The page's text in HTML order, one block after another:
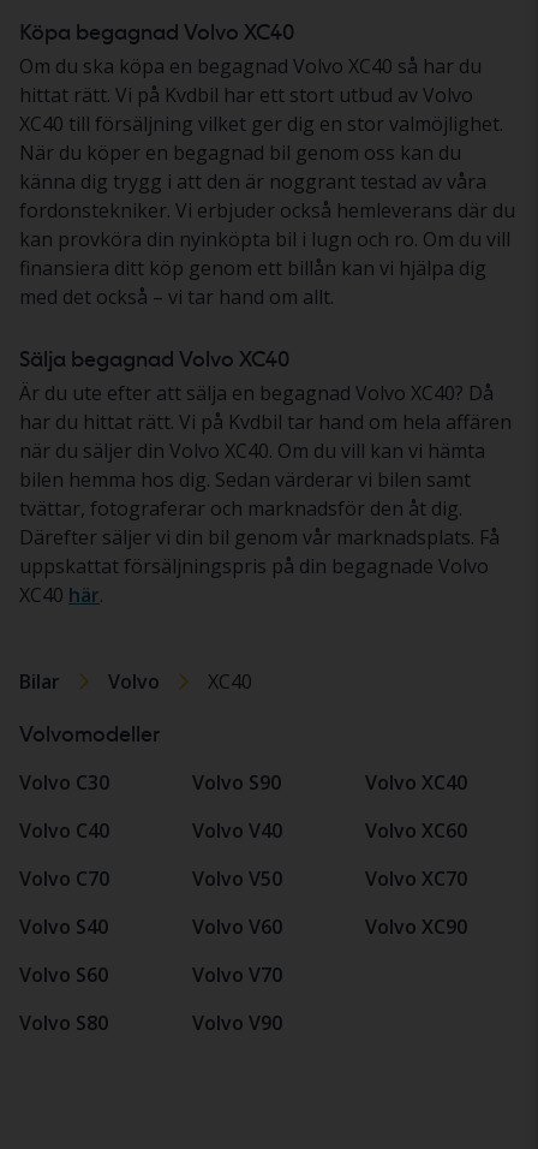
Köpa begagnad Volvo XC40
Om du ska köpa en begagnad Volvo XC40 så har du
hittat rätt. Vi på Kvdbil har ett stort utbud av Volvo
XC40 till försäljning vilket ger dig en stor valmöjlighet.
När du köper en begagnad bil genom oss kan du
känna dig trygg i att den är noggrant testad av våra
fordonstekniker. Vi erbjuder också hemleverans där du
kan provköra din nyinköpta bil i lugn och ro. Om du vill
finansiera ditt köp genom ett billån kan vi hjälpa dig
med det också – vi tar hand om allt.
Sälja begagnad Volvo XC40
Är du ute efter att sälja en begagnad Volvo XC40? Då
har du hittat rätt. Vi på Kvdbil tar hand om hela affären
när du säljer din Volvo XC40. Om du vill kan vi hämta
bilen hemma hos dig. Sedan värderar vi bilen samt
tvättar, fotograferar och marknadsför den åt dig.
Därefter säljer vi din bil genom vår marknadsplats. Få
uppskattat försäljningspris på din begagnade Volvo
XC40 här.
Bilar Volvo XC40
Volvomodeller
Volvo C30
Volvo C40
Volvo C70
Volvo S40
Volvo S60
Volvo S80
Volvo S90
Volvo V40
Volvo V50
Volvo V60
Volvo V70
Volvo V90
Volvo XC40
Volvo XC60
Volvo XC70
Volvo XC90